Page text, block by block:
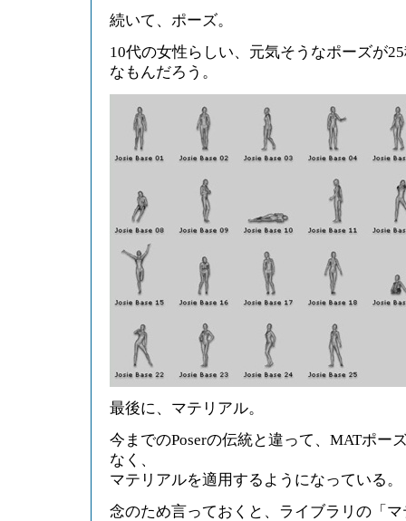
続いて、ポーズ。
10代の女性らしい、元気そうなポーズが
なもんだろう。
最後に、マテリアル。
今までのPoserの伝統と違って、MATポー
なく、
マテリアルを適用するようになっている。
念のため言っておくと、ライブラリの「